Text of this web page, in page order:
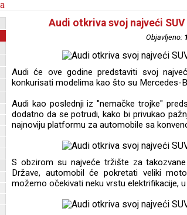
Audi otkriva svoj najveći
Objavljeno:
Audi će ove godine predstaviti svoj
konkurisati modelima kao što su Mercedes-
Audi kao poslednji iz "nemačke trojke"
dodatno da se potrudi, kako bi privukao
najnoviju platformu za automobile sa
S obzirom su najveće tržište za
Države, automobil će pokretati veliki
možemo očekivati neku vrstu elektrifikacije,